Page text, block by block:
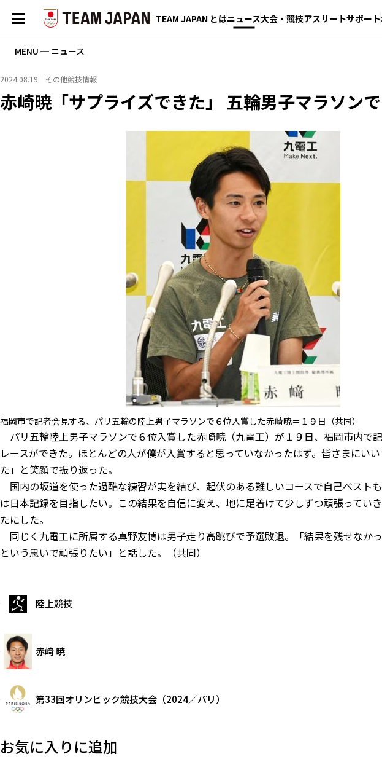
TEAM JAPAN とはニュース大会・競技アスリートサポート
MENU ─ ニュース
2024.08.19 その他競技情報
赤崎暁「サプライズできた」 五輪男子マラソン
福岡市で記者会見する、パリ五輪の陸上男子マラソンで６位入賞した赤崎暁＝１９日（共同）
パリ五輪陸上男子マラソンで６位入賞した赤崎暁（九電工）が１９日、福岡市内で
レースができた。ほとんどの人が僕が入賞すると思っていなかったはず。皆さまにい
た」と笑顔で振り返った。
国内の坂道を使った過酷な練習が実を結び、起伏のある難しいコースで自己ベスト
は日本記録を目指したい。この結果を自信に変え、地に足着けて少しずつ頑張ってい
たにした。
同じく九電工に所属する真野友博は男子走り高跳びで予選敗退。「結果を残せなか
という思いで頑張りたい」と話した。（共同）
陸上競技
赤﨑 暁
第33回オリンピック競技大会（2024／パリ）
お気に入りに追加